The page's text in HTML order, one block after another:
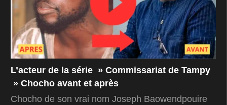
L’acteur de la série » Commissariat de Tampy
» Chocho avant et après
Chocho de son vrai nom Joseph Baowendpouire